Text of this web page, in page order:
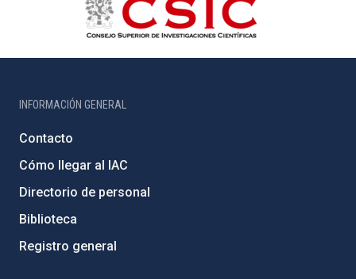
INFORMACIÓN GENERAL
Contacto
Cómo llegar al IAC
Directorio de personal
Biblioteca
Registro general